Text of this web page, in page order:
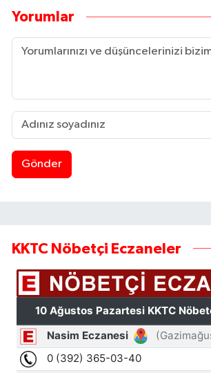
Yorumlar
Gönder
KKTC Nöbetçi Eczaneler